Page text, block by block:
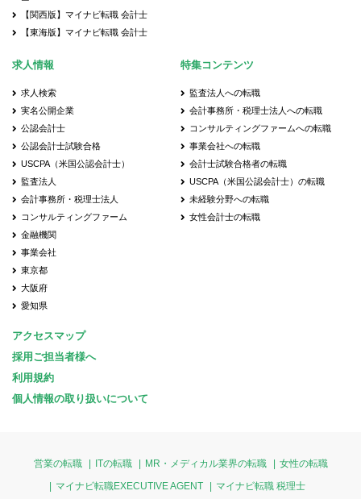
【関西版】マイナビ転職 会計士
【東海版】マイナビ転職 会計士
求人情報
求人検索
実名公開企業
公認会計士
公認会計士試験合格
USCPA（米国公認会計士）
監査法人
会計事務所・税理士法人
コンサルティングファーム
金融機関
事業会社
東京都
大阪府
愛知県
特集コンテンツ
監査法人への転職
会計事務所・税理士法人への転職
コンサルティングファームへの転職
事業会社への転職
会計士試験合格者の転職
USCPA（米国公認会計士）の転職
未経験分野への転職
女性会計士の転職
アクセスマップ
採用ご担当者様へ
利用規約
個人情報の取り扱いについて
営業の転職 ITの転職 MR・メディカル業界の転職
女性の転職
マイナビ転職EXECUTIVE AGENT
マイナビ転職 税理士